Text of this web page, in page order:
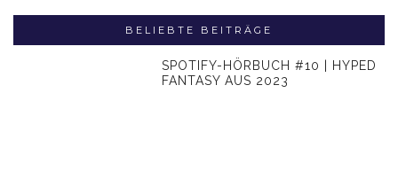
BELIEBTE BEITRÄGE
SPOTIFY-HÖRBUCH #10 | HYPED
FANTASY AUS 2023